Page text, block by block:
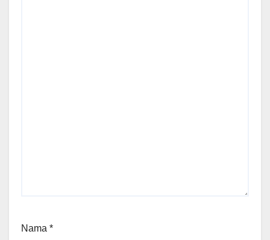
Nama *